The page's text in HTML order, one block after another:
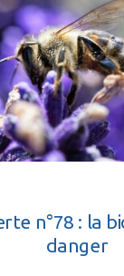
n°78 : la
danger